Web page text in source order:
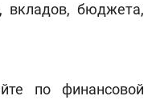
вкладов, бюджета,
по финансовой